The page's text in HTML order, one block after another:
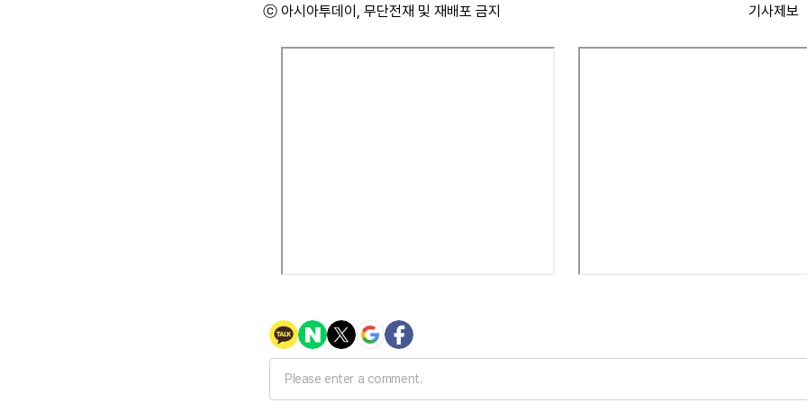
ⓒ 아시아투데이, 무단전재 및 재배포 금지 기사제보